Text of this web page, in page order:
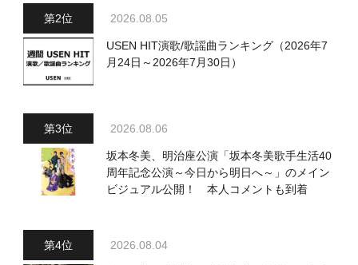
2026.08.05
USEN HIT演歌/歌謡曲ランキング（2026年7
月24日～2026年7月30日）
2026.08.06
坂本冬美、明治座公演「坂本冬美歌手生活40
周年記念公演～今日から明日へ～」のメイン
ビジュアル公開！ 本人コメントも到着
2026.08.04